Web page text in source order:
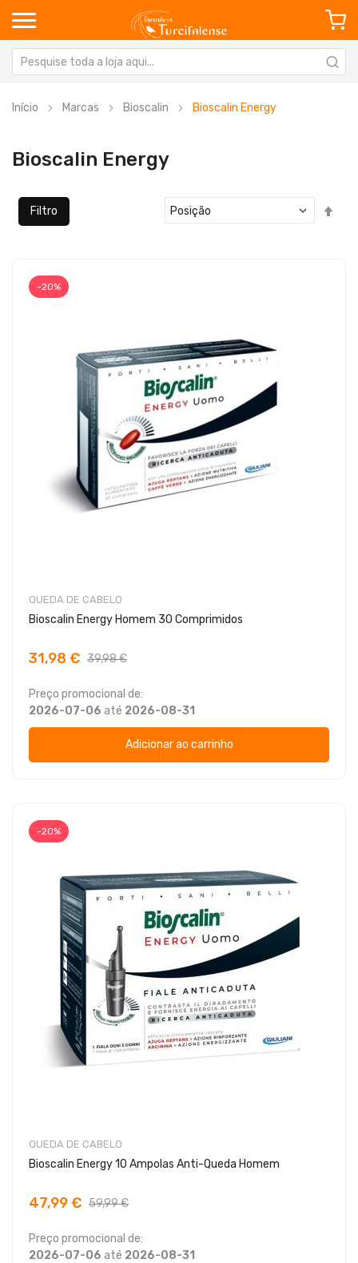
Início Marcas Bioscalin Bioscalin Energy
Bioscalin Energy
Filtro
-20%
QUEDA DE CABELO
Bioscalin Energy Homem 30 Comprimidos
31,98 € 39,98 €
Preço promocional de:
2026-07-06 até 2026-08-31
Adicionar ao carrinho
-20%
QUEDA DE CABELO
Bioscalin Energy 10 Ampolas Anti-Queda Homem
47,99 € 59,99 €
Preço promocional de:
2026-07-06 até 2026-08-31